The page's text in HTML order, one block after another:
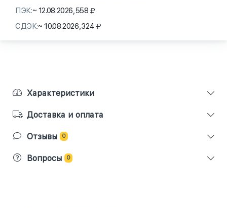
ПЭК:~ 12.08.2026,558
СДЭК:~ 10.08.2026,324
Характеристики
Доставка и оплата
Отзывы 0
Вопросы 0